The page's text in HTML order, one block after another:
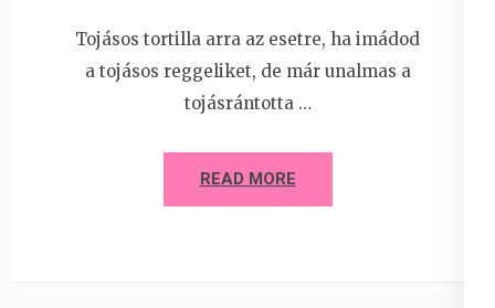
Tojásos tortilla arra az esetre, ha imádod
a tojásos reggeliket, de már unalmas a
tojásrántotta …
READ MORE